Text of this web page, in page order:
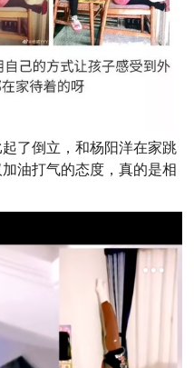
了倒立，和杨阳洋在家跳
油打气的态度，真的是相